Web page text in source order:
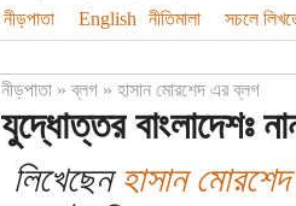
নীড়পাতা
English নীতিমালা সচলে
নীড়পাতা»ব্লগ» হাসান মোরশেদ এর ব্লগ
যুদ্ধোত্তর বাংলাদেশঃ
লিখেছেনহাসান মোরশেদ